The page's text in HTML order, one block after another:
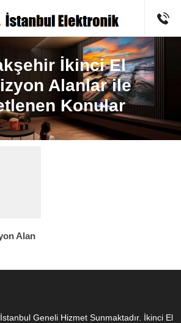
İkinci El
Alanlar ile
Konular
Alan
Geneli Hizmet Sunmaktadır. İkinci El